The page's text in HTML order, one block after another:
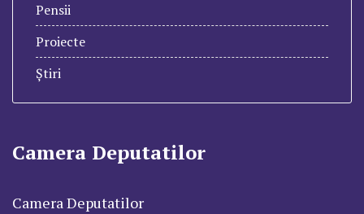
Pensii
Proiecte
Știri
Camera Deputatilor
Camera Deputatilor